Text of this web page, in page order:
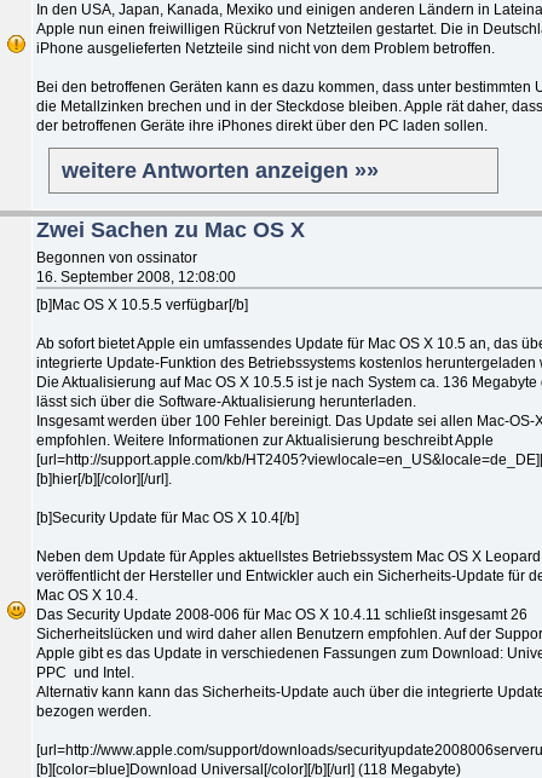
In den USA, Japan, Kanada, Mexiko und einigen anderen Ländern in
Apple nun einen freiwilligen Rückruf von Netzteilen gestartet. Die in
iPhone ausgelieferten Netzteile sind nicht von dem Problem betroffen.
Bei den betroffenen Geräten kann es dazu kommen, dass unter bestimmten
die Metallzinken brechen und in der Steckdose bleiben. Apple rät daher,
der betroffenen Geräte ihre iPhones direkt über den PC laden sollen.
weitere Antworten anzeigen »»
Zwei Sachen zu Mac OS X
Begonnen von ossinator
16. September 2008, 12:08:00
[b]Mac OS X 10.5.5 verfügbar[/b]
Ab sofort bietet Apple ein umfassendes Update für Mac OS X 10.5 an, das
integrierte Update-Funktion des Betriebssystems kostenlos heruntergeladen
Die Aktualisierung auf Mac OS X 10.5.5 ist je nach System ca. 136 Megabyte
lässt sich über die Software-Aktualisierung herunterladen.
Insgesamt werden über 100 Fehler bereinigt. Das Update sei allen Mac-OS-
empfohlen. Weitere Informationen zur Aktualisierung beschreibt Apple
[url=http://support.apple.com/kb/
[b]hier[/b][/color][/url].
[b]Security Update für Mac OS X 10.4[/b]
Neben dem Update für Apples aktuellstes Betriebssystem Mac OS X
veröffentlicht der Hersteller und Entwickler auch ein Sicherheits-Update für
Mac OS X 10.4.
Das Security Update 2008-006 für Mac OS X 10.4.11 schließt insgesamt 26
Sicherheitslücken und wird daher allen Benutzern empfohlen. Auf der
Apple gibt es das Update in verschiedenen Fassungen zum Download:
PPC und Intel.
Alternativ kann kann das Sicherheits-Update auch über die integrierte
bezogen werden.
[url=http://www.apple.com/support/downloads/
[b][color=blue]Download Universal[/color][/b][/url] (118 Megabyte)